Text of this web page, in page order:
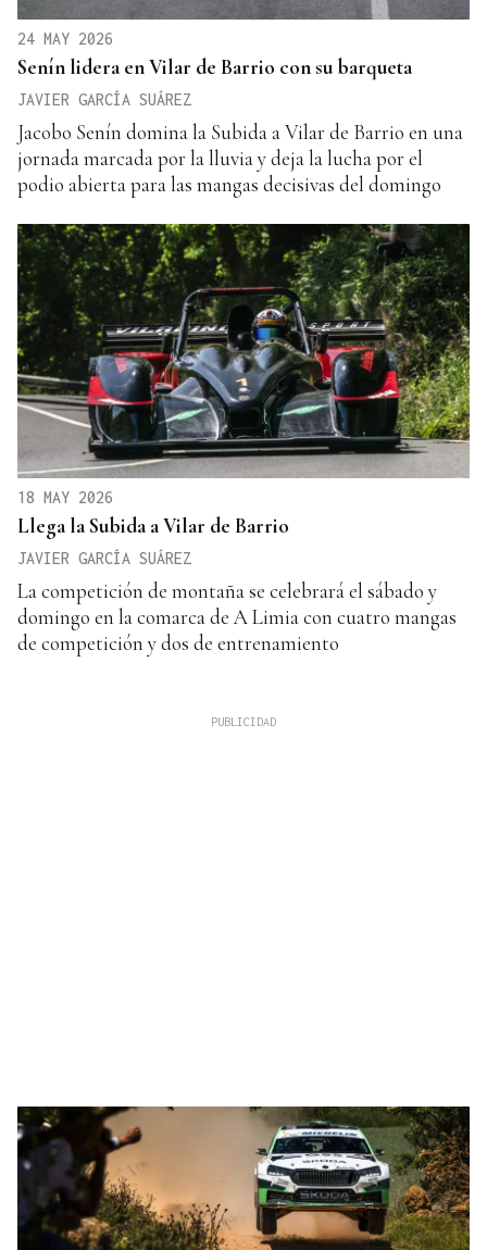
24 MAY 2026
Senín lidera en Vilar de Barrio con su barqueta
JAVIER GARCÍA SUÁREZ
Jacobo Senín domina la Subida a Vilar de Barrio en una
jornada marcada por la lluvia y deja la lucha por el
podio abierta para las mangas decisivas del domingo
18 MAY 2026
Llega la Subida a Vilar de Barrio
JAVIER GARCÍA SUÁREZ
La competición de montaña se celebrará el sábado y
domingo en la comarca de A Limia con cuatro mangas
de competición y dos de entrenamiento